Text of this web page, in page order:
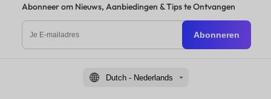
Abonneer om Nieuws, Aanbiedingen & Tips te Ontvangen
Abonneren
Dutch - Nederlands